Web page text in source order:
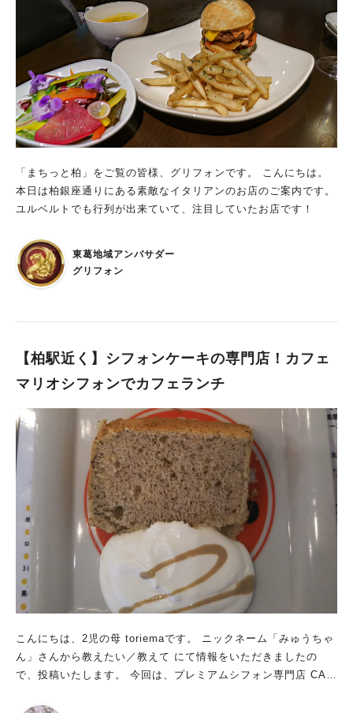
「まちっと柏」をご覧の皆様、グリフォンです。 こんにちは。
本日は柏銀座通りにある素敵なイタリアンのお店のご案内です。
ユルベルトでも行列が出来ていて、注目していたお店です！
東葛地域アンバサダー
グリフォン
【柏駅近く】シフォンケーキの専門店！カフェ
マリオシフォンでカフェランチ
こんにちは、2児の母 toriemaです。 ニックネーム「みゅうちゃ
ん」さんから教えたい／教えて にて情報をいただきましたの
で、投稿いたします。 今回は、プレミアムシフォン専門店 CAF